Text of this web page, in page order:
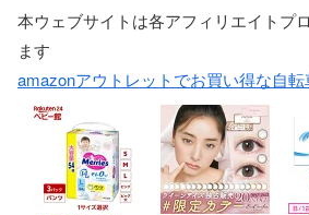
本ウェブサイトは各アフィリエイトプ
ます
amazonアウトレットでお買い得な自